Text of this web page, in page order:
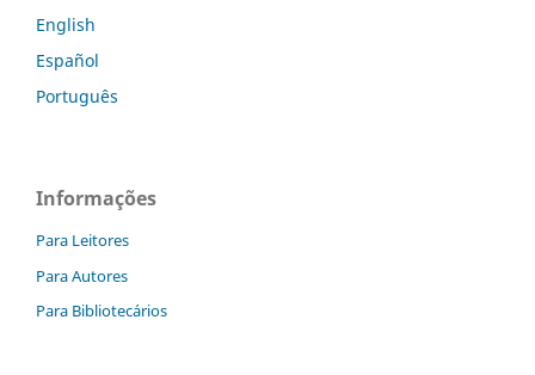
English
Español
Português
Informações
Para Leitores
Para Autores
Para Bibliotecários